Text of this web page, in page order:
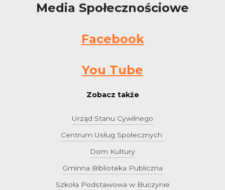
Media Społecznościowe
Facebook
You Tube
Zobacz także
Urząd Stanu Cywilnego
Centrum Usług Społecznych
Dom Kultury
Gminna Biblioteka Publiczna
Szkoła Podstawowa w Buczynie